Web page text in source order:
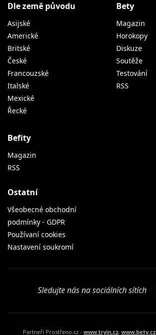
Dle země původu
Asijské
Americké
Britské
České
Francouzské
Italské
Mexické
Řecké
Bety
Magazin
Horokopy
Diskuze
Soutěže
Testování
RSS
Befity
Magazin
RSS
Ostatní
Všeobecné obchodní
podmínky - GDPR
Používaní cookies
Nastavení soukromí
Sledujte nás na sociálních sítích
Partneři Prostřeno.cz - www.tryin.cz, www.bety.cz